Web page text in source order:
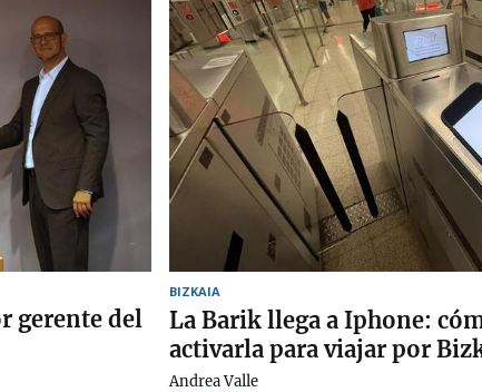
gerente del
BIZKAIA
La Barik llega a Iphone:
activarla para viajar por
Andrea Valle